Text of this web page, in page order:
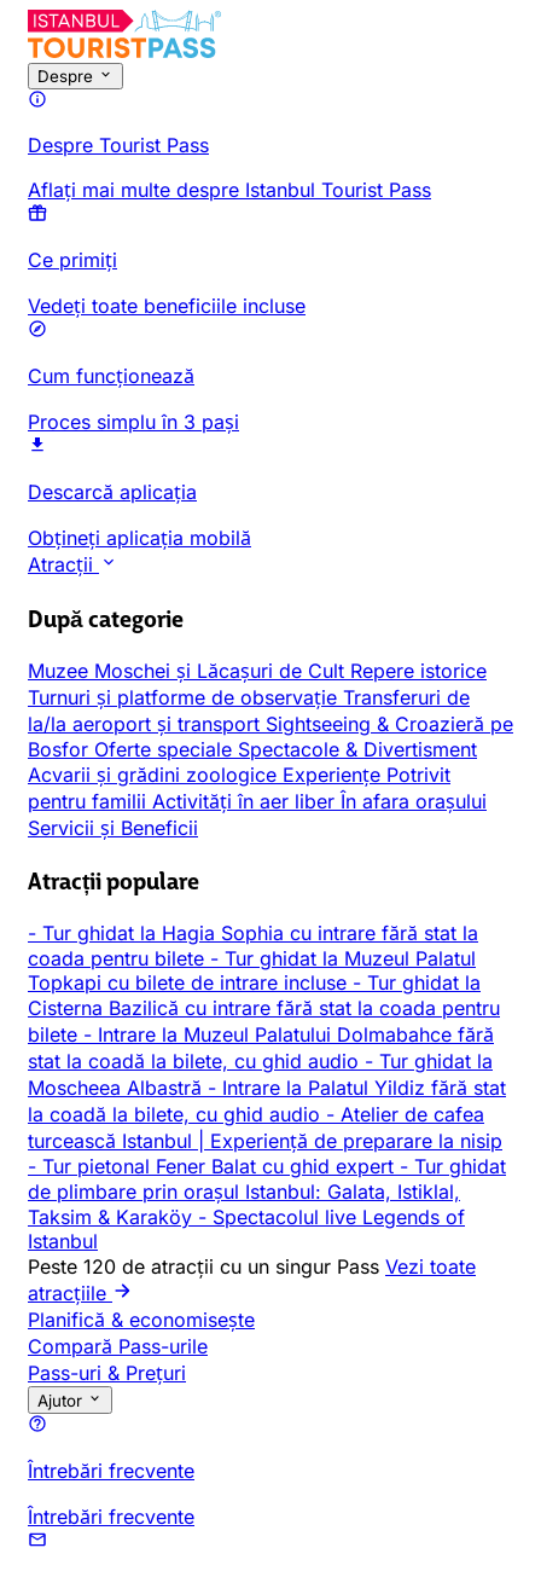
Despre
Despre Tourist Pass
Aflați mai multe despre Istanbul Tourist Pass
Ce primiți
Vedeți toate beneficiile incluse
Cum funcționează
Proces simplu în 3 pași
Descarcă aplicația
Obțineți aplicația mobilă
Atracții
După categorie
Muzee Moschei și Lăcașuri de Cult Repere istorice
Turnuri și platforme de observație Transferuri de
la/la aeroport și transport Sightseeing & Croazieră pe
Bosfor Oferte speciale Spectacole & Divertisment
Acvarii și grădini zoologice Experiențe Potrivit
pentru familii Activități în aer liberÎn afara orașului
Servicii și Beneficii
Atracții populare
- Tur ghidat la Hagia Sophia cu intrare fără stat la
coada pentru bilete - Tur ghidat la Muzeul Palatul
Topkapi cu bilete de intrare incluse - Tur ghidat la
Cisterna Bazilică cu intrare fără stat la coada pentru
bilete - Intrare la Muzeul Palatului Dolmabahce fără
stat la coadă la bilete, cu ghid audio - Tur ghidat la
Moscheea Albastră - Intrare la Palatul Yildiz fără stat
la coadă la bilete, cu ghid audio - Atelier de cafea
turcească Istanbul | Experiență de preparare la nisip
- Tur pietonal Fener Balat cu ghid expert - Tur ghidat
de plimbare prin orașul Istanbul: Galata, Istiklal,
Taksim & Karaköy - Spectacolul live Legends of
Istanbul
Peste 120 de atracții cu un singur Pass Vezi toate
atracțiile
Planifică & economisește
Compară Pass-urile
Pass-uri & Prețuri
Ajutor
Întrebări frecvente
Întrebări frecvente